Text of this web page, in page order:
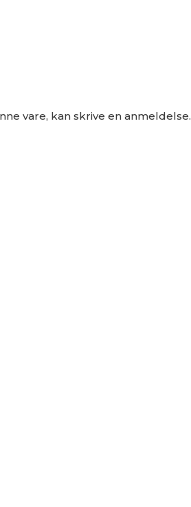
vare, kan skrive en anmeldelse.